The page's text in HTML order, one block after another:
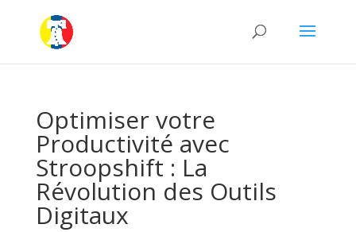
Optimiser votre
Productivité avec
Stroopshift : La
Révolution des Outils
Digitaux